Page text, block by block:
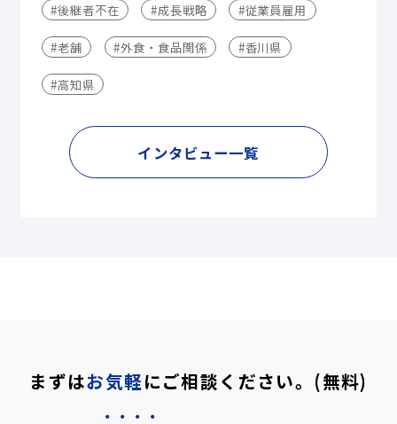
#後継者不在 #成長戦略 #従業員雇用
#老舗 #外食・食品関係 #香川県
#高知県
インタビュー一覧
まずはお気軽にご相談ください。(無料)